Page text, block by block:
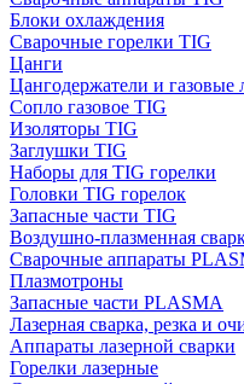
Блоки охлаждения
Сварочные горелки TIG
Цанги
Цангодержатели и газовые
Сопло газовое TIG
Изоляторы TIG
Заглушки TIG
Наборы для TIG горелки
Головки TIG горелок
Запасные части TIG
Воздушно-плазменная
Сварочные аппараты
Плазмотроны
Запасные части PLASMA
Лазерная сварка, резка и
Аппараты лазерной сварки
Горелки лазерные